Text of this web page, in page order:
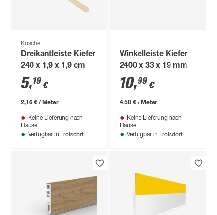
Kosche
Dreikantleiste Kiefer
240 x 1,9 x 1,9 cm
5,19 €
2,16 € / Meter
Keine Lieferung nach
Hause
Verfügbar in Troisdorf
Winkelleiste Kiefer
2400 x 33 x 19 mm
10,99 €
4,58 € / Meter
Keine Lieferung nach
Hause
Verfügbar in Troisdorf